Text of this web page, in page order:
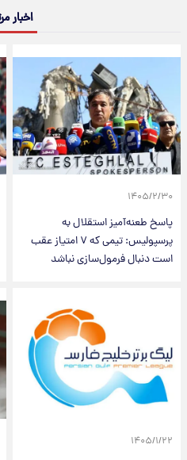
اخبار
۱۴۰۵/۲/۳۰
پاسخ طعنه‌آمیز استقلال به
پرسپولیس: تیمی که ۷ امتیاز عقب
است دنبال فرمول‌سازی نباشد
۱۴۰۵/۱/۲۲